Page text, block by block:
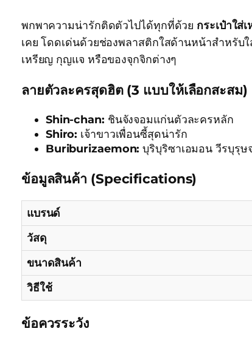
พกพาความน่ารักติดตัวไปได้ทุกที่ด้วย กระเป๋าใส่
เคย โดดเด่นด้วยช่องพลาสติกใสด้านหน้าสำหรับ
เหรียญ กุญแจ หรือของจุกจิกต่างๆ
ลายตัวละครสุดฮิต (3 แบบให้เลือกสะสม)
Shin-chan: ชินจังจอมแก่นตัวละครหลัก
Shiro: เจ้าขาวเพื่อนซี้สุดน่ารัก
Buriburizaemon: บุริบุริซาเอมอน วีรบุรุษ
ข้อมูลสินค้า (Specifications)
แบรนด์
วัสดุ
ขนาดสินค้า
วิธีใช้
ข้อควรระวัง